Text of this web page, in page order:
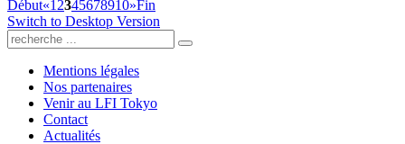
Début«1 2345678910»Fin
Switch to Desktop Version
Mentions légales
Nos partenaires
Venir au LFI Tokyo
Contact
Actualités